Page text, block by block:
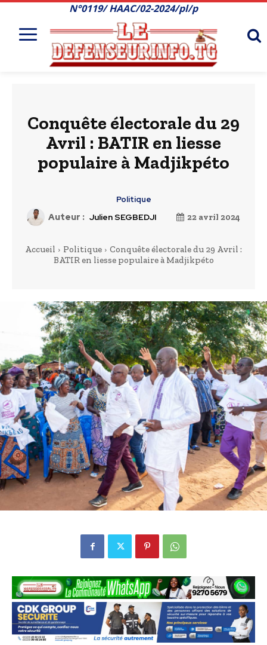
N°0119/ HAAC/02-2024/pl/p
Conquête électorale du 29
Avril : BATIR en liesse
populaire à Madjikpéto
Politique
Auteur : Julien SEGBEDJI 22 avril 2024
Accueil Politique
Conquête électorale du 29 Avril :
BATIR en liesse populaire à Madjikpéto